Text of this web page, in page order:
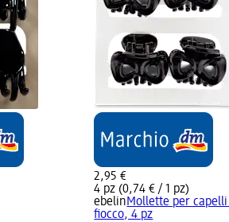
2,95 €
4 pz (0,74 € / 1 pz)
ebelinMollette per
fiocco, 4 pz